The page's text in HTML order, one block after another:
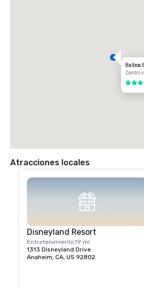
Balboa
Centro
4 de 5
Atracciones locales
Disneyland Resort
Entretenimiento19 mi
1313 Disneyland Drive
Anaheim, CA, US 92802